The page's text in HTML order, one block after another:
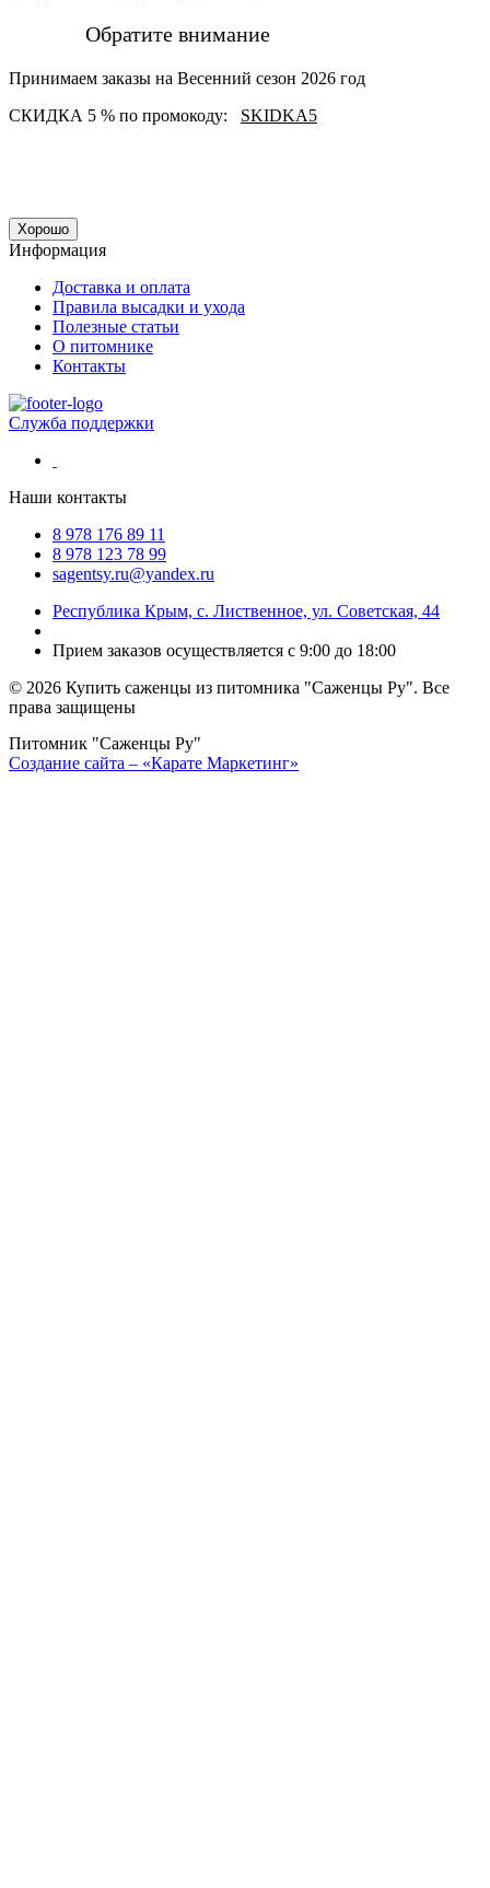
Обратите внимание
Принимаем заказы на Весенний сезон 2026 год
СКИДКА 5 % по промокоду: SKIDKA5
Хорошо
Информация
Доставка и оплата
Правила высадки и ухода
Полезные статьи
О питомнике
Контакты
Служба поддержки
Наши контакты
8 978 176 89 11
8 978 123 78 99
sagentsy.ru@yandex.ru
Республика Крым, с. Лиственное, ул. Советская, 44
Прием заказов осуществляется с 9:00 до 18:00
© 2026 Купить саженцы из питомника "Саженцы Ру". Все
права защищены
Питомник "Саженцы Ру"
Создание сайта – «Карате Маркетинг»